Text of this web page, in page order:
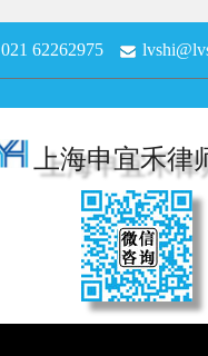
021 62262975
上海申宜禾律